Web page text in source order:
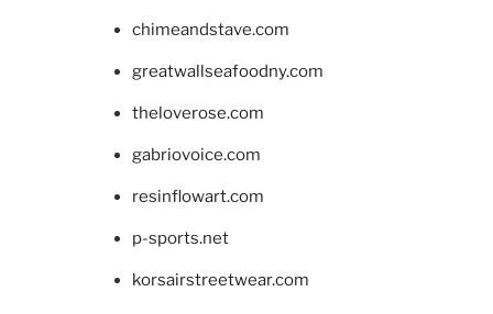
chimeandstave.com
greatwallseafoodny.com
theloverose.com
gabriovoice.com
resinflowart.com
p-sports.net
korsairstreetwear.com